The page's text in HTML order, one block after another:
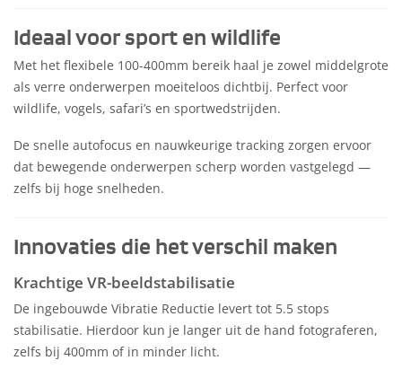
Ideaal voor sport en wildlife
Met het flexibele 100-400mm bereik haal je zowel middelgrote
als verre onderwerpen moeiteloos dichtbij. Perfect voor
wildlife, vogels, safari’s en sportwedstrijden.
De snelle autofocus en nauwkeurige tracking zorgen ervoor
dat bewegende onderwerpen scherp worden vastgelegd —
zelfs bij hoge snelheden.
Innovaties die het verschil maken
Krachtige VR-beeldstabilisatie
De ingebouwde Vibratie Reductie levert tot 5.5 stops
stabilisatie. Hierdoor kun je langer uit de hand fotograferen,
zelfs bij 400mm of in minder licht.